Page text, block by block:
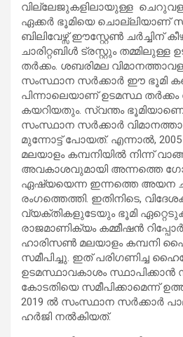
വില്ലേജുകളിലായുള്ള ചെറുവള്ളി
ഏക്കർ ഭൂമിയെ ചൊല്ലിയാണ്
ബിലിവേഴ്സ് ഈസ്റ്റേൺ ചർച്ചിന്
ചാരിറ്റബിൾ ട്രസ്റ്റും
തർക്കം. ശബരിമല വിമാനത്താവള
സംസ്ഥാന സർക്കാർ ഈ ഭൂമി
പിന്നാലെയാണ് ഉടമസ്ഥ തർക്കം
കയറിയതും. സ്വന്തം
സംസ്ഥാന സർക്കാർ
മുന്നോട്ട് പോയത്. എന്നാൽ,
മലയാളം കമ്പനിയിൽ നിന്ന്
അവകാശവുമായി അന്നത്തെ
ഏഷ്യയെന്ന ഇന്നത്തെ അയന
രംഗത്തെത്തി. ഇതിനിടെ,
വ്യക്തികളുടേയും ഭൂമി
രാജമാണിക്യം കമ്മീഷൻ
ഹാരിസൺ മലയാളം കമ്പനി
സമീപിച്ചു. ഇത് പരിഗണിച്ച
ഉടമസ്ഥാവകാശം സ്ഥാപിക്കാൻ
കോടതിയെ സമീപിക്കാമെന്ന്
2019 ൽ സംസ്ഥാന സ‍ർക്കാർ
ഹർജി നൽകിയത്.